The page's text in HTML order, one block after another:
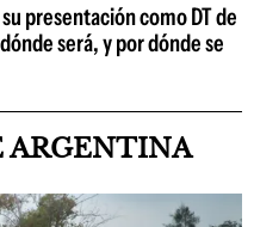
presentación como DT de
será, y por dónde se
ARGENTINA